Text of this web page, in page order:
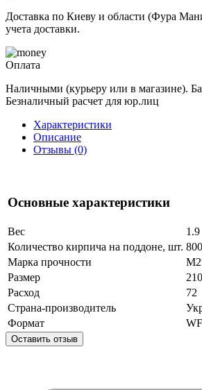
Доставка по Киеву и области (Фура
учета доставки.
Оплата
Наличными (курьеру или в магазине).
Безналичный расчет для юр.лиц
Характеристики
Описание
Отзывы (0)
Основные характеристики
Вес
1.9
Количество кирпича на поддоне, шт. 800
Марка прочности
Размер
Расход
72
Страна-производитель
Формат
WF
Оставить отзыв